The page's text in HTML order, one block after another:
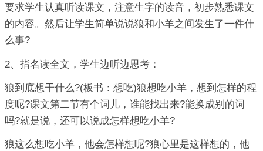
要求学生认真听读课文，注意生字的读音，初步熟悉课文
的内容。然后让学生简单说说狼和小羊之间发生了一件什
么事?
2、指名读全文，学生边听边思考：
狼到底想干什么?(板书：想吃)狼想吃小羊，想到怎样的程
度呢?课文第二节有个词儿，谁能找出来?能换成别的词
吗?就是说，还可以说成怎样想吃小羊?
狼这么想吃小羊，他会怎样想呢?狼心里是这样想的，他